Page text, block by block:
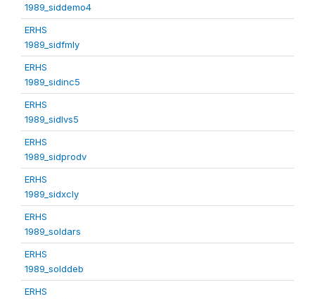
1989_siddemo4
ERHS
1989_sidfmly
ERHS
1989_sidinc5
ERHS
1989_sidlvs5
ERHS
1989_sidprodv
ERHS
1989_sidxcly
ERHS
1989_soldars
ERHS
1989_solddeb
ERHS